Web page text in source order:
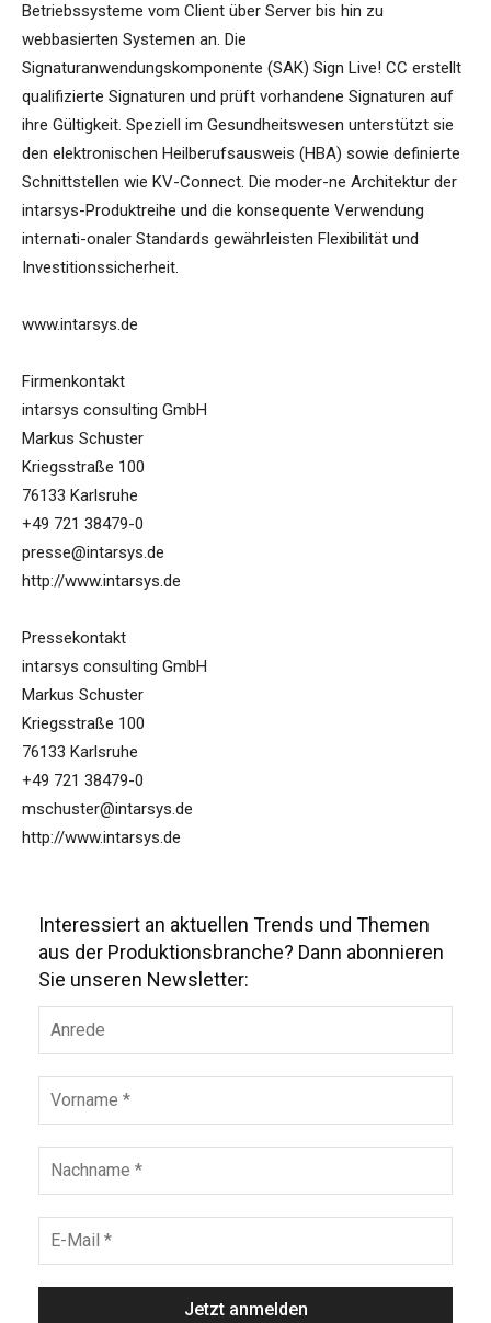
Betriebssysteme vom Client über Server bis hin zu
webbasierten Systemen an. Die
Signaturanwendungskomponente (SAK) Sign Live! CC erstellt
qualifizierte Signaturen und prüft vorhandene Signaturen auf
ihre Gültigkeit. Speziell im Gesundheitswesen unterstützt sie
den elektronischen Heilberufsausweis (HBA) sowie definierte
Schnittstellen wie KV-Connect. Die moder-ne Architektur der
intarsys-Produktreihe und die konsequente Verwendung
internati-onaler Standards gewährleisten Flexibilität und
Investitionssicherheit.
www.intarsys.de
Firmenkontakt
intarsys consulting GmbH
Markus Schuster
Kriegsstraße 100
76133 Karlsruhe
+49 721 38479-0
presse@intarsys.de
http://www.intarsys.de
Pressekontakt
intarsys consulting GmbH
Markus Schuster
Kriegsstraße 100
76133 Karlsruhe
+49 721 38479-0
mschuster@intarsys.de
http://www.intarsys.de
Interessiert an aktuellen Trends und Themen
aus der Produktionsbranche? Dann abonnieren
Sie unseren Newsletter: